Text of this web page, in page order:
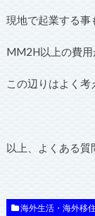
現地で起業する事
MM2H以上の費
この辺りはよく考
以上、よくある質
海外生活・海外移